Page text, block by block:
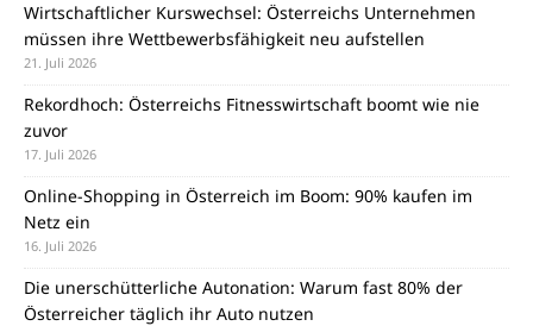
Wirtschaftlicher Kurswechsel: Österreichs Unternehmen
müssen ihre Wettbewerbsfähigkeit neu aufstellen
21. Juli 2026
Rekordhoch: Österreichs Fitnesswirtschaft boomt wie nie
zuvor
17. Juli 2026
Online-Shopping in Österreich im Boom: 90% kaufen im
Netz ein
16. Juli 2026
Die unerschütterliche Autonation: Warum fast 80% der
Österreicher täglich ihr Auto nutzen